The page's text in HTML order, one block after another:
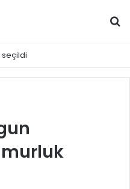
seçildi